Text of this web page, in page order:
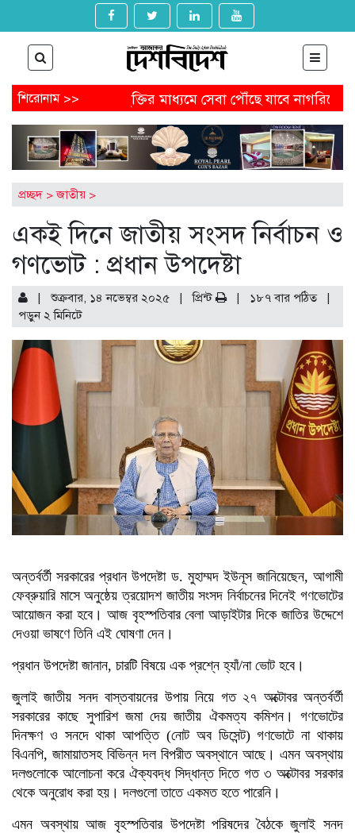
শিরোনাম >>প্রযুক্তির মাধ্যমে সেবা পৌঁছে যাবে নাগরিকের কাছে
আবেদন করবেন যেভাবে
অষ্টগ্রামে বিএনপির নির্বাচনি
থেকে অনাকাঙ্ক্ষিত পোস্ট
আগামীকাল থেকে ৯ মাসের জন্য
খুনের মামলায় জিয়াউল আহসানের বিচার শুরু
প্রচ্ছদ >জাতীয় >
একই দিনে জাতীয় সংসদ নির্বাচন ও
গণভোট : প্রধান উপদেষ্টা
| শুক্রবার, ১৪ নভেম্বর ২০২৫ |প্রিন্ট ১৮৭ বার পঠিত
পড়ুন ২ মিনিটে
অন্তর্বর্তী সরকারের প্রধান উপদেষ্টা ড. মুহাম্মদ ইউনূস জানিয়েছেন, আগামী
ফেব্রুয়ারি মাসে অনুষ্ঠেয় ত্রয়োদশ জাতীয় সংসদ নির্বাচনের দিনেই গণভোটের
আয়োজন করা হবে। আজ বৃহস্পতিবার বেলা আড়াইটার দিকে জাতির উদ্দেশে
দেওয়া ভাষণে তিনি এই ঘোষণা দেন।
প্রধান উপদেষ্টা জানান, চারটি বিষয়ে এক প্রশ্নে হ্যাঁ/না ভোট হবে।
জুলাই জাতীয় সনদ বাস্তবায়নের উপায় নিয়ে গত ২৭ অক্টোবর অন্তর্বর্তী
সরকারের কাছে সুপারিশ জমা দেয় জাতীয় ঐকমত্য কমিশন। গণভোটের
দিনক্ষণ ও সনদে থাকা আপত্তি (নোট অব ডিসেন্ট) গণভোটে না থাকায়
বিএনপি, জামায়াতসহ বিভিন্ন দল বিপরীত অবস্থানে আছে। এমন অবস্থায়
দলগুলোকে আলোচনা করে ঐক্যবদ্ধ সিদ্ধান্ত দিতে গত ৩ অক্টোবর সরকার
থেকে অনুরোধ করা হয়। দলগুলো তাতে একমত হতে পারেনি।
এমন অবস্থায় আজ বৃহস্পতিবার উপদেষ্টা পরিষদের বৈঠকে জুলাই সনদ